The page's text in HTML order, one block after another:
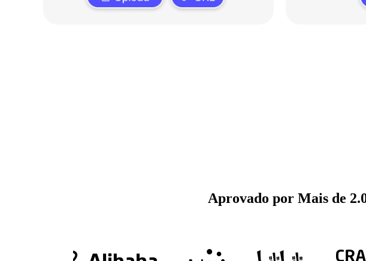
Aprovado por Mais de